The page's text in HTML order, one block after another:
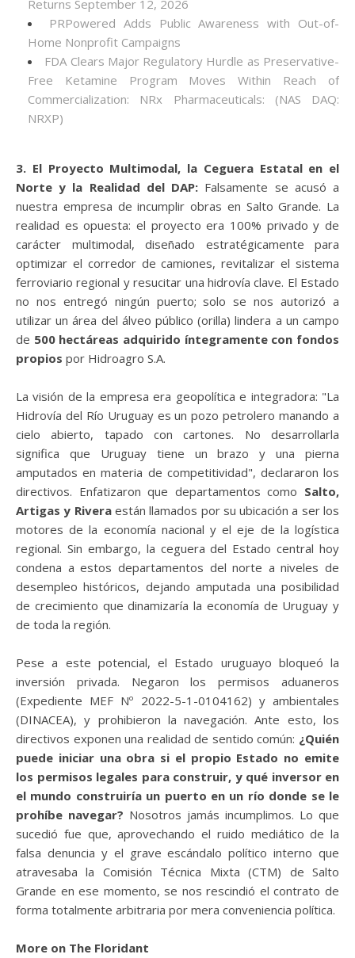
Returns September 12, 2026
PRPowered Adds Public Awareness with Out-of-
Home Nonprofit Campaigns
FDA Clears Major Regulatory Hurdle as Preservative-
Free Ketamine Program Moves Within Reach of
Commercialization: NRx Pharmaceuticals: (NAS DAQ:
NRXP)
3. El Proyecto Multimodal, la Ceguera Estatal en el
Norte y la Realidad del DAP: Falsamente se acusó a
nuestra empresa de incumplir obras en Salto Grande. La
realidad es opuesta: el proyecto era 100% privado y de
carácter multimodal, diseñado estratégicamente para
optimizar el corredor de camiones, revitalizar el sistema
ferroviario regional y resucitar una hidrovía clave. El Estado
no nos entregó ningún puerto; solo se nos autorizó a
utilizar un área del álveo público (orilla) lindera a un campo
de 500 hectáreas adquirido íntegramente con fondos
propios por Hidroagro S.A.
La visión de la empresa era geopolítica e integradora: "La
Hidrovía del Río Uruguay es un pozo petrolero manando a
cielo abierto, tapado con cartones. No desarrollarla
significa que Uruguay tiene un brazo y una pierna
amputados en materia de competitividad", declararon los
directivos. Enfatizaron que departamentos como Salto,
Artigas y Riveraestán llamados por su ubicación a ser los
motores de la economía nacional y el eje de la logística
regional. Sin embargo, la ceguera del Estado central hoy
condena a estos departamentos del norte a niveles de
desempleo históricos, dejando amputada una posibilidad
de crecimiento que dinamizaría la economía de Uruguay y
de toda la región.
Pese a este potencial, el Estado uruguayo bloqueó la
inversión privada. Negaron los permisos aduaneros
(Expediente MEF Nº 2022-5-1-0104162) y ambientales
(DINACEA), y prohibieron la navegación. Ante esto, los
directivos exponen una realidad de sentido común: ¿Quién
puede iniciar una obra si el propio Estado no emite
los permisos legales para construir, y qué inversor en
el mundo construiría un puerto en un río donde se le
prohíbe navegar? Nosotros jamás incumplimos. Lo que
sucedió fue que, aprovechando el ruido mediático de la
falsa denuncia y el grave escándalo político interno que
atravesaba la Comisión Técnica Mixta (CTM) de Salto
Grande en ese momento, se nos rescindió el contrato de
forma totalmente arbitraria por mera conveniencia política.
More on The Floridant